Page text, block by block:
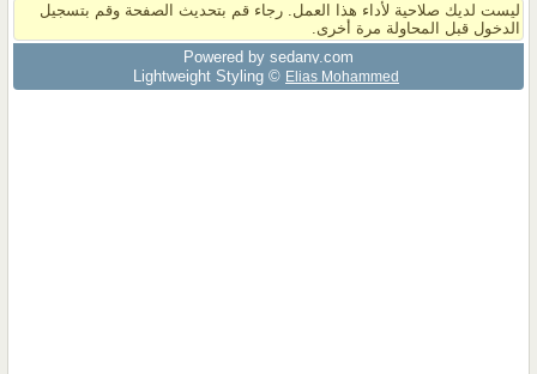
ليست لديك صلاحية لأداء هذا العمل. رجاء قم بتحديث الصفحة وقم بتسجيل
الدخول قبل المحاولة مرة أخرى.
Powered by sedany.com
Lightweight Styling © Elias Mohammed